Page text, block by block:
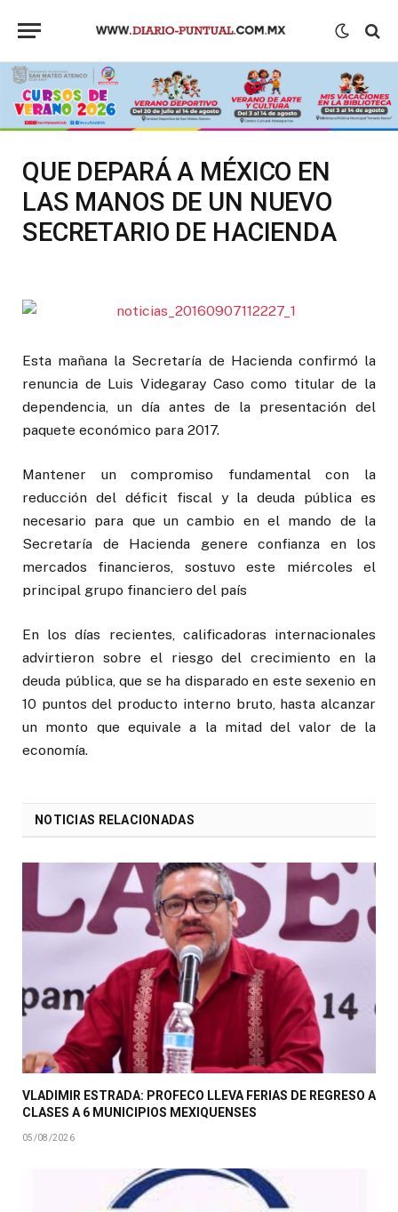
QUE DEPARÁ A MÉXICO EN
LAS MANOS DE UN NUEVO
SECRETARIO DE HACIENDA
Esta mañana la Secretaría de Hacienda confirmó la
renuncia de Luis Videgaray Caso como titular de la
dependencia, un día antes de la presentación del
paquete económico para 2017.
Mantener un compromiso fundamental con la
reducción del déficit fiscal y la deuda pública es
necesario para que un cambio en el mando de la
Secretaría de Hacienda genere confianza en los
mercados financieros, sostuvo este miércoles el
principal grupo financiero del país
En los días recientes, calificadoras internacionales
advirtieron sobre el riesgo del crecimiento en la
deuda pública, que se ha disparado en este sexenio en
10 puntos del producto interno bruto, hasta alcanzar
un monto que equivale a la mitad del valor de la
economía.
NOTICIAS RELACIONADAS
VLADIMIR ESTRADA: PROFECO LLEVA FERIAS DE REGRESO A
CLASES A 6 MUNICIPIOS MEXIQUENSES
05/08/2026